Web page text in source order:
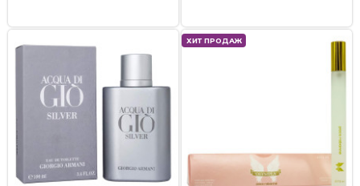
ХИТ ПРОДАЖ